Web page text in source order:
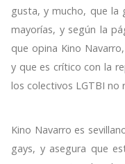
gusta, y mucho, que la
mayorías, y según la
que opina Kino
y que es crítico con la
los colectivos LGTBI no
Kino Navarro es
gays, y asegura que